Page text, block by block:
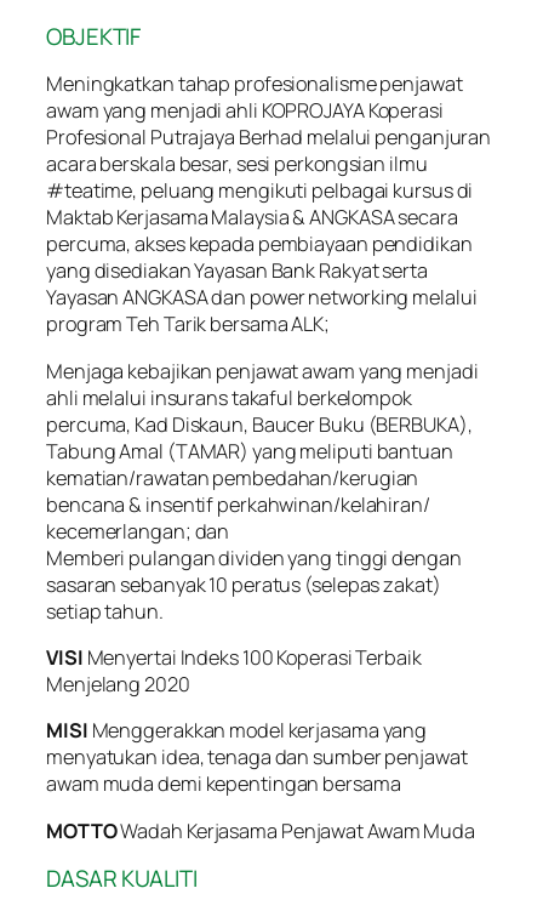
OBJEKTIF
Meningkatkan tahap profesionalisme penjawat
awam yang menjadi ahli KOPROJAYA Koperasi
Profesional Putrajaya Berhad melalui penganjuran
acara berskala besar, sesi perkongsian ilmu
#teatime, peluang mengikuti pelbagai kursus di
Maktab Kerjasama Malaysia & ANGKASA secara
percuma, akses kepada pembiayaan pendidikan
yang disediakan Yayasan Bank Rakyat serta
Yayasan ANGKASA dan power networking melalui
program Teh Tarik bersama ALK;
Menjaga kebajikan penjawat awam yang menjadi
ahli melalui insurans takaful berkelompok
percuma, Kad Diskaun, Baucer Buku (BERBUKA),
Tabung Amal (TAMAR) yang meliputi bantuan
kematian/rawatan pembedahan/kerugian
bencana & insentif perkahwinan/kelahiran/
kecemerlangan; dan
Memberi pulangan dividen yang tinggi dengan
sasaran sebanyak 10 peratus (selepas zakat)
setiap tahun.
VISI Menyertai Indeks 100 Koperasi Terbaik
Menjelang 2020
MISI Menggerakkan model kerjasama yang
menyatukan idea, tenaga dan sumber penjawat
awam muda demi kepentingan bersama
MOTTOWadah Kerjasama Penjawat Awam Muda
DASAR KUALITI